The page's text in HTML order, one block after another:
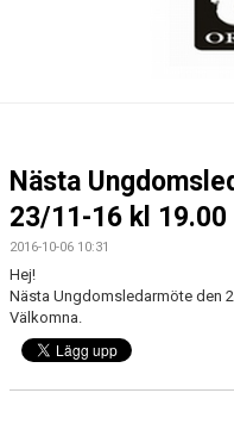
DOKUMENT
UNGA LEDARE
Nästa
23/11-16 kl 19.00
2016-10-06 10:31
Hej!
Nästa Ungdomsledarmöte den
Välkomna.